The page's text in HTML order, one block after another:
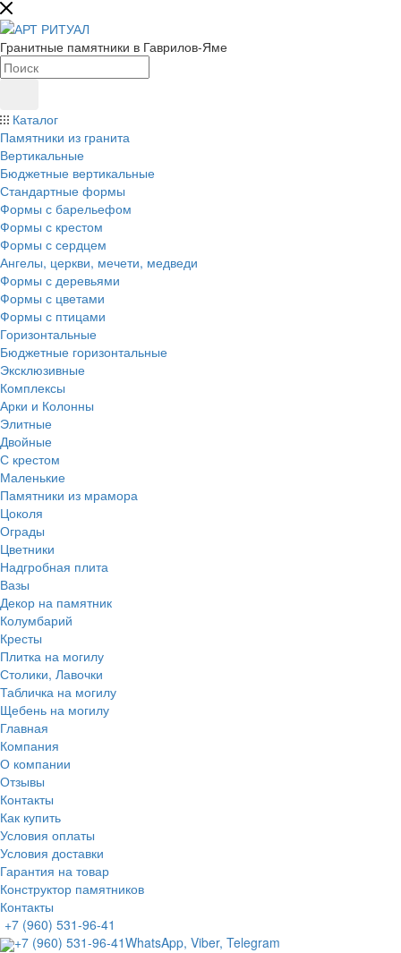
Гранитные памятники в Гаврилов-Яме
Каталог
Памятники из гранита
Вертикальные
Бюджетные вертикальные
Стандартные формы
Формы с барельефом
Формы с крестом
Формы с сердцем
Ангелы, церкви, мечети, медведи
Формы с деревьями
Формы с цветами
Формы с птицами
Горизонтальные
Бюджетные горизонтальные
Эксклюзивные
Комплексы
Арки и Колонны
Элитные
Двойные
С крестом
Маленькие
Памятники из мрамора
Цоколя
Ограды
Цветники
Надгробная плита
Вазы
Декор на памятник
Колумбарий
Кресты
Плитка на могилу
Столики, Лавочки
Табличка на могилу
Щебень на могилу
Главная
Компания
О компании
Отзывы
Контакты
Как купить
Условия оплаты
Условия доставки
Гарантия на товар
Конструктор памятников
Контакты
+7 (960) 531-96-41
+7 (960) 531-96-41WhatsApp, Viber, Telegram